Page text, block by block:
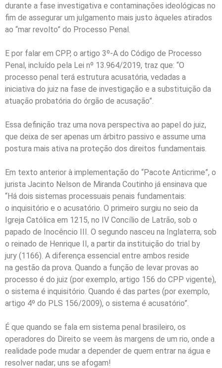
durante a fase investigativa e contaminações ideológicas no
fim de assegurar um julgamento mais justo àqueles atirados
ao “mar revolto” do Processo Penal.
E por falar em CPP, o artigo 3º-A do Código de Processo
Penal, incluído pela Lei nº 13.964/2019, traz que: “O
processo penal terá estrutura acusatória, vedadas a
iniciativa do juiz na fase de investigação e a substituição da
atuação probatória do órgão de acusação”.
Essa definição traz uma nova perspectiva ao papel do juiz,
que deixa de ser apenas um árbitro passivo e assume uma
postura mais ativa na proteção dos direitos fundamentais.
Em texto anterior à implementação do “Pacote Anticrime”, o
jurista Jacinto Nelson de Miranda Coutinho já ensinava que
“Há dois sistemas processuais penais fundamentais:
o inquisitório e o acusatório. O primeiro surgiu no seio da
Igreja Católica em 1215, no IV Concílio de Latrão, sob o
papado de Inocêncio III. O segundo nasceu na Inglaterra, sob
o reinado de Henrique II, a partir da instituição do trial by
jury (1166). A diferença essencial entre ambos reside
na gestão da prova. Quando a função de levar provas ao
processo é do juiz (por exemplo, artigo 156 do CPP vigente),
o sistema é inquisitório. Quando é das partes (por exemplo,
artigo 4º do PLS 156/2009), o sistema é acusatório”.
É que quando se fala em sistema penal brasileiro, os
operadores do Direito se veem às margens de um rio, onde a
realidade pode mudar a depender de quem entrar na água e
resolver nadar; uns se afogam!